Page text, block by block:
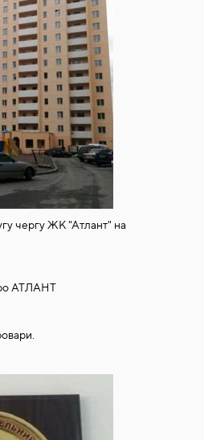
чергу ЖК "Атлант" на
АТЛАНТ